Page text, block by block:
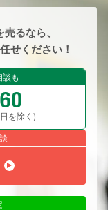
るなら、
せください！
も
を除く)